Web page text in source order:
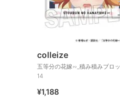
colleize
五等分の花嫁∽_積み積みブロ
14
¥1,188